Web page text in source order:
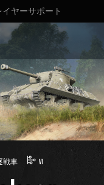
イヤーサポート
戦車 VI